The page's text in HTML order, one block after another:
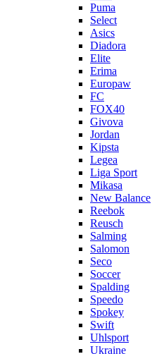
Puma
Select
Asics
Diadora
Elite
Erima
Europaw
FC
FOX40
Givova
Jordan
Kipsta
Legea
Liga Sport
Mikasa
New Balance
Reebok
Reusch
Salming
Salomon
Seco
Soccer
Spalding
Speedo
Spokey
Swift
Uhlsport
Ukraine